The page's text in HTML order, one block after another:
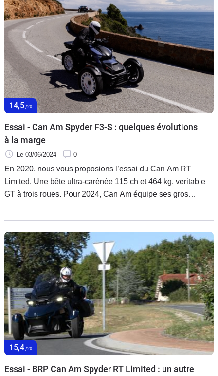
14,5 /20
Essai - Can Am Spyder F3-S : quelques évolutions
à la marge
Le 03/06/2024 0
En 2020, nous vous proposions l’essai du Can Am RT
Limited. Une bête ultra-carénée 115 ch et 464 kg, véritable
GT à trois roues. Pour 2024, Can Am équipe ses gros
TFT de 10,25’’ compatible avec le système d’infotainement
Apple CarPlay et d’un éclairage complet à LED. Une
évolution à la marge qui nous a surtout donné l’occasion de
découvrir le Spyder F3-S, un Spyder F3 aux amortisseurs
avant plus sportifs et doté d’un mode de conduite
supplémentaire qui réduit les assistances pour doper les
sensations de conduite.
15,4 /20
Essai - BRP Can Am Spyder RT Limited : un autre